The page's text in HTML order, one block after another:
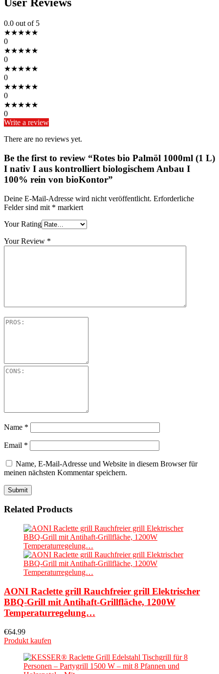
User Reviews
0.0 out of 5
★★★★★
0
★★★★★
0
★★★★★
0
★★★★★
0
★★★★★
0
Write a review
There are no reviews yet.
Be the first to review “Rotes bio Palmöl 1000ml (1 L)
I nativ I aus kontrolliert biologischem Anbau I
100% rein von bioKontor”
Deine E-Mail-Adresse wird nicht veröffentlicht. Erforderliche
Felder sind mit * markiert
Your Rating
Your Review *
Name *
Email *
Name, E-Mail-Adresse und Website in diesem Browser für
meinen nächsten Kommentar speichern.
Related Products
AONI Raclette grill Rauchfreier grill Elektrischer
BBQ-Grill mit Antihaft-Grillfläche, 1200W
Temperaturregelung…
€64.99
Produkt kaufen